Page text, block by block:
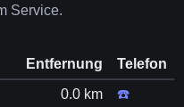
Service.
Entfernung
Telefon
0.0 km ☎️